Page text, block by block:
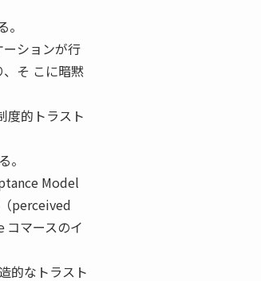
ションが行
そ こに暗黙
度的トラスト
。
Model
perceived
コマースのイ
的なトラスト